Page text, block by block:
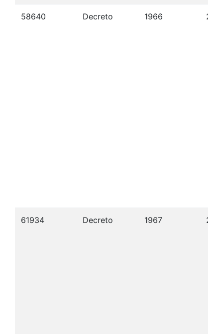
58640 Decreto 1966 20/
61934 Decreto 1967 22/